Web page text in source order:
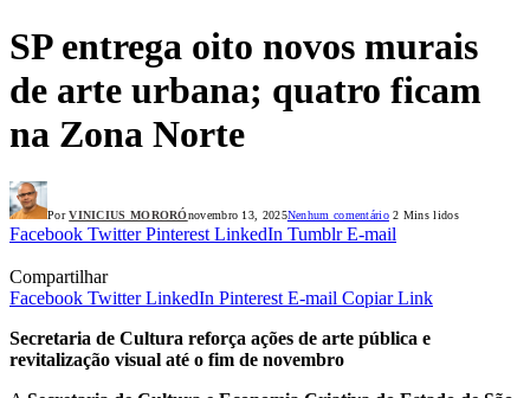
SP entrega oito novos murais
de arte urbana; quatro ficam
na Zona Norte
Por VINICIUS MORORÓnovembro 13, 2025Nenhum comentário2 Mins lidos
Facebook Twitter Pinterest LinkedIn Tumblr E-mail
Compartilhar
Facebook Twitter LinkedIn Pinterest E-mail Copiar Link
Secretaria de Cultura reforça ações de arte pública e
revitalização visual até o fim de novembro